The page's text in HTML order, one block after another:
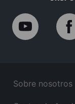
Sobre nosotros